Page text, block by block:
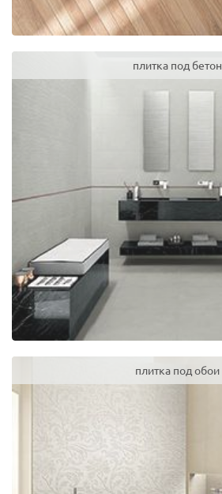
плитка под бетон
плитка под обои